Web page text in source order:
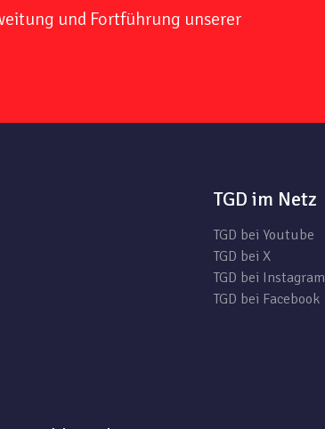
und Fortführung unserer
TGD im Netz
TGD bei Youtube
TGD bei X
TGD bei Instagram
TGD bei Facebook